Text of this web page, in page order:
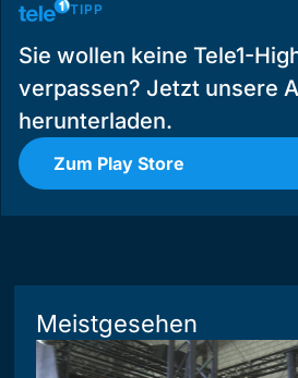
TIPP
Sie wollen keine Tele1-
verpassen? Jetzt unsere
herunterladen.
Zum Play Store
Meistgesehen